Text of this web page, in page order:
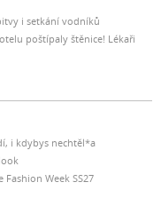
i setkání vodníků
poštípaly štěnice! Lékaři
i kdybys nechtěl*a
Week SS27